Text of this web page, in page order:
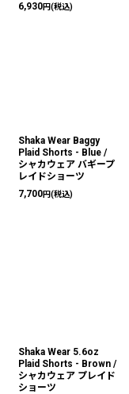
6,930円(税込)
Shaka Wear Baggy
Plaid Shorts - Blue /
シャカウェア バギープ
レイドショーツ
7,700円(税込)
Shaka Wear 5.6oz
Plaid Shorts - Brown /
シャカウェア プレイド
ショーツ